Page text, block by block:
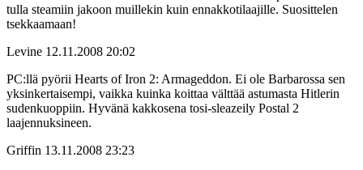
tulla steamiin jakoon muillekin kuin ennakkotilaajille. Suosittelen
tsekkaamaan!
Levine 12.11.2008 20:02
PC:llä pyörii Hearts of Iron 2: Armageddon. Ei ole Barbarossa sen
yksinkertaisempi, vaikka kuinka koittaa välttää astumasta Hitlerin
sudenkuoppiin. Hyvänä kakkosena tosi-sleazeily Postal 2
laajennuksineen.
Griffin 13.11.2008 23:23